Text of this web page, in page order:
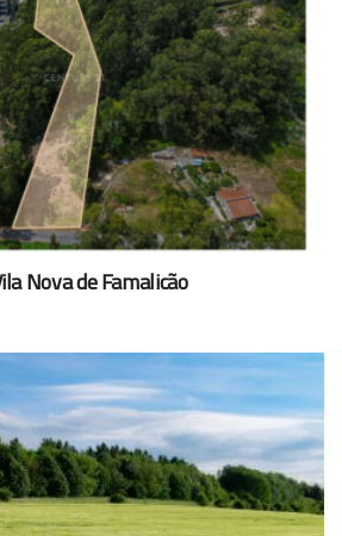
Nova de Famalicão